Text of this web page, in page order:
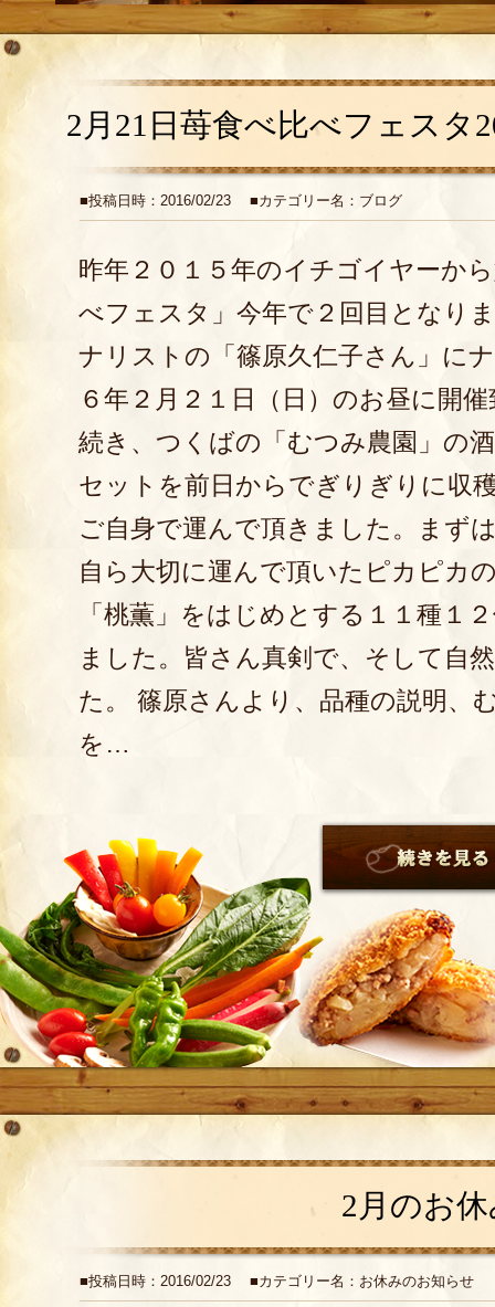
2月21日苺食べ比べフェスタ
■投稿日時：2016/02/23 ■カテゴリー名：ブログ
昨年２０１５年のイチゴイヤーか
べフェスタ」今年で２回目となり
ナリストの「篠原久仁子さん」に
６年２月２１日（日）のお昼に開
続き、つくばの「むつみ農園」の
セットを前日からでぎりぎりに収
ご自身で運んで頂きました。まず
自ら大切に運んで頂いたピカピカ
「桃薫」をはじめとする１１種１
ました。皆さん真剣で、そして自
た。 篠原さんより、品種の説明、
を…
2月のお
■投稿日時：2016/02/23 ■カテゴリー名：お休みのお知らせ